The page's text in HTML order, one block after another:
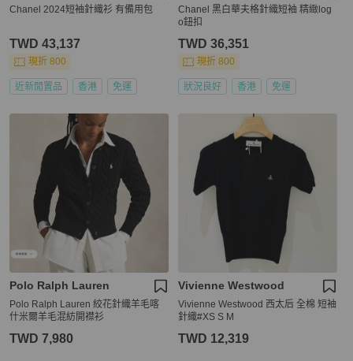
Chanel 2024短袖針織衫 有備用包
TWD 43,137
現折 800
近新閒置品 香港 免運
Chanel 黑白華夫格針織短袖 精緻log
o鈕扣
TWD 36,351
現折 800
狀況良好 香港 免運
Polo Ralph Lauren
Polo Ralph Lauren 絞花針織羊毛喀
什米爾羊毛混紡開襟衫
TWD 7,980
Vivienne Westwood
Vivienne Westwood 西太后 全棉 短袖
針織#XS S M
TWD 12,319